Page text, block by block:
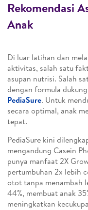
Rekomendasi
Anak
Di luar latihan dan
aktivitas, salah satu
asupan nutrisi. Salah
dengan formula
PediaSure. Untuk
secara optimal, anak
tepat.
PediaSure kini
mengandung Casein
punya manfaat 2X
pertumbuhan 2x lebih
otot tanpa menambah
44%, membuat anak
meningkatkan